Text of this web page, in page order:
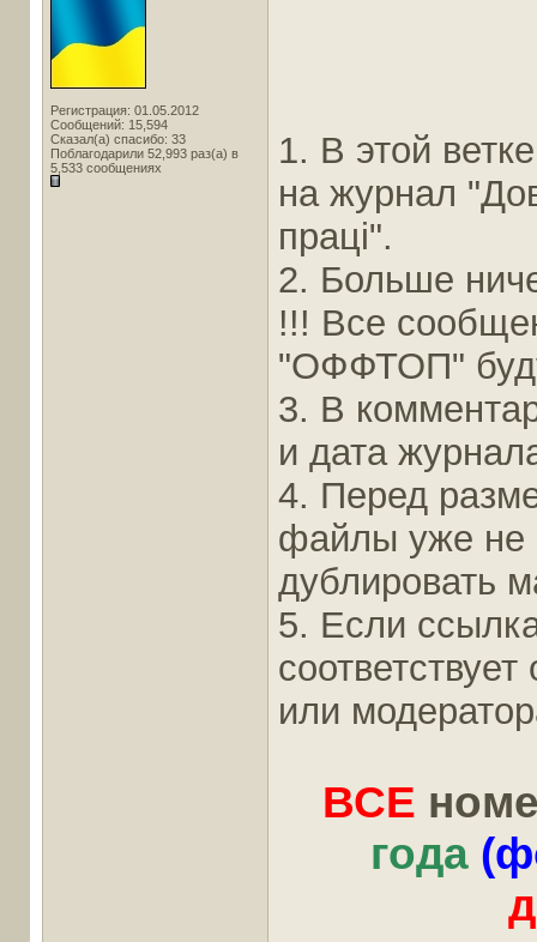
Регистрация: 01.05.2012
Сообщений: 15,594
Сказал(а) спасибо: 33
Поблагодарили 52,993 раз(а) в
5,533 сообщениях
1. В этой
на журнал
праці".
2. Больше
!!! Все
"ОФФТОП"
3. В
и дата
4. Перед
файлы уже не
дублировать
5. Если
или
ВСЕ
года